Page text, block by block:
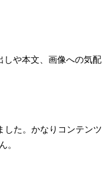
しや本文、画像への気配
した。かなりコンテンツ
。